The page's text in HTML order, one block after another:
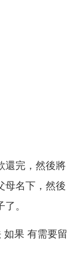
還完，然後將
母名下，然後
。
果 有需要留